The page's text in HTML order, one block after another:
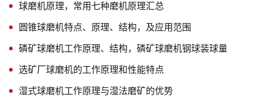
球磨机原理，常用七种磨机原理汇总
圆锥球磨机特点、原理、结构，及应用范围
磷矿球磨机工作原理、结构，磷矿球磨机钢球装球量
选矿厂球磨机的工作原理和性能特点
湿式球磨机工作原理与湿法磨矿的优势